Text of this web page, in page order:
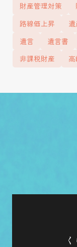
財産管理対策
路線価上昇
遺言
遺言書
非課税財産